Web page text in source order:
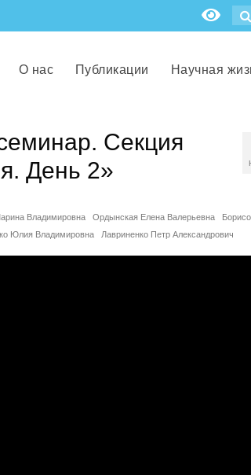
О нас Публикации Научная
Секция
День 2»
Владимировна Ордынская Елена Валерьевна
Юлия Владимировна Лавриненко Петр Александрович